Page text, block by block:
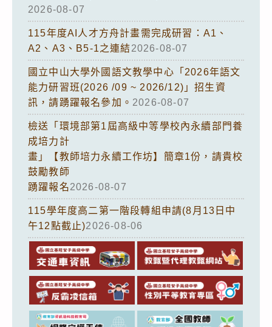
2026-08-07
115年度AI人才方舟計畫需完成研習：A1、
A2、A3、B5-1之連結2026-08-07
國立中山大學外國語文教學中心「2026年語文
能力研習班(2026 /09 ~ 2026/12)」招生資
訊，請踴躍報名參加。 2026-08-07
檢送「環境部第1屆高級中等學校內永續部門養
成培力計
畫」【教師培力永續工作坊】簡章1份，請貴校
鼓勵教師
踴躍報名2026-08-07
115學年度高二第一階段轉組申請(8月13日中
午12點截止)2026-08-06